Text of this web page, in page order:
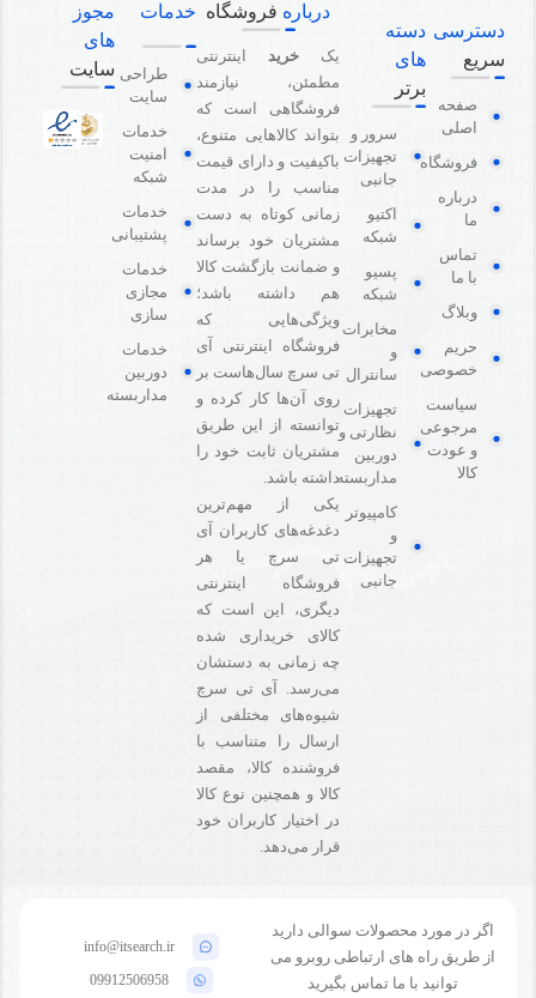
دسترسی
سریع
صفحه
اصلی
فروشگاه
درباره
ما
تماس
با ما
وبلاگ
حریم
خصوصی
سیاست
مرجوعی
و عودت
کالا
دسته
های
برتر
سرور و
تجهیزات
جانبی
اکتیو
شبکه
پسیو
شبکه
مخابرات
و
سانترال
تجهیزات
نظارتی و
دوربین
مداربسته
کامپیوتر
و
تجهیزات
جانبی
درباره فروشگاه
یک خرید اینترنتی
مطمئن، نیازمند
فروشگاهی است که
بتواند کالاهایی متنوع،
باکیفیت و دارای قیمت
مناسب را در مدت
زمانی کوتاه به دست
مشتریان خود برساند
و ضمانت بازگشت کالا
هم داشته باشد؛
ویژگی‌هایی که
فروشگاه اینترنتی آی
تی سرچ سال‌هاست بر
روی آن‌ها کار کرده و
توانسته از این طریق
مشتریان ثابت خود را
داشته باشد.
یکی از مهم‌ترین
دغدغه‌های کاربران آی
تی سرچ یا هر
فروشگاه‌ اینترنتی
دیگری، این است که
کالای خریداری شده
چه زمانی به دستشان
می‌رسد. آی تی سرچ
شیوه‌های مختلفی از
ارسال را متناسب با
فروشنده کالا،‌ مقصد
کالا و همچنین نوع کالا
در اختیار کاربران خود
قرار می‌دهد.
خدمات
طراحی
سایت
خدمات
امنیت
شبکه
خدمات
پشتیبانی
خدمات
مجازی
سازی
خدمات
دوربین
مداربسته
مجوز
های
سایت
اگر در مورد محصولات سوالی دارید
از طریق راه های ارتباطی روبرو می
توانید با ما تماس بگیرید
info@itsearch.ir
09912506958